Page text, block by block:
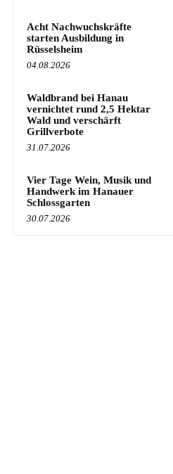
Acht Nachwuchskräfte
starten Ausbildung in
Rüsselsheim
04.08.2026
Waldbrand bei Hanau
vernichtet rund 2,5 Hektar
Wald und verschärft
Grillverbote
31.07.2026
Vier Tage Wein, Musik und
Handwerk im Hanauer
Schlossgarten
30.07.2026